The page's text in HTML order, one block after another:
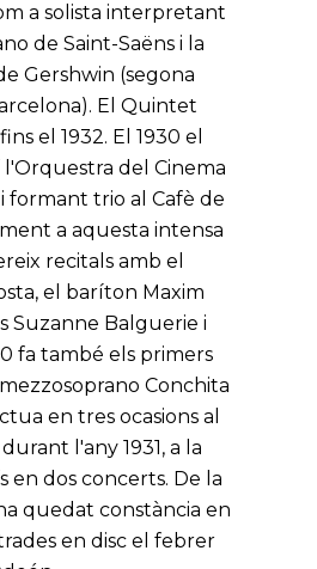
a solista interpretant
de Saint-Saëns i la
Gershwin (segona
El Quintet
el 1932. El 1930 el
del Cinema
formant trio al Cafè de
a aquesta intensa
recitals amb el
el baríton Maxim
Suzanne Balguerie i
fa també els primers
Conchita
en tres ocasions al
l'any 1931, a la
en dos concerts. De la
quedat constància en
en disc el febrer